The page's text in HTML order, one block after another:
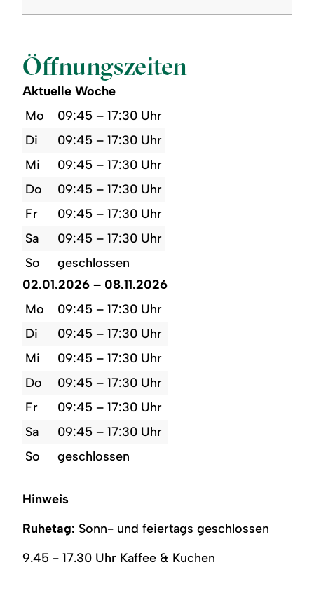
Öffnungszeiten
Aktuelle Woche
Mo
09:45 – 17:30 Uhr
Di
09:45 – 17:30 Uhr
Mi
09:45 – 17:30 Uhr
Do
09:45 – 17:30 Uhr
Fr
09:45 – 17:30 Uhr
Sa
09:45 – 17:30 Uhr
So
geschlossen
02.01.2026 – 08.11.2026
Mo
09:45 – 17:30 Uhr
Di
09:45 – 17:30 Uhr
Mi
09:45 – 17:30 Uhr
Do
09:45 – 17:30 Uhr
Fr
09:45 – 17:30 Uhr
Sa
09:45 – 17:30 Uhr
So
geschlossen
Hinweis
Ruhetag: Sonn- und feiertags geschlossen
9.45 - 17.30 Uhr Kaffee & Kuchen